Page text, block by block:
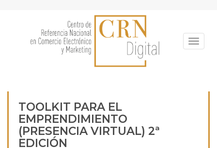
TOOLKIT PARA EL
EMPRENDIMIENTO
(PRESENCIA VIRTUAL) 2ª
EDICIÓN